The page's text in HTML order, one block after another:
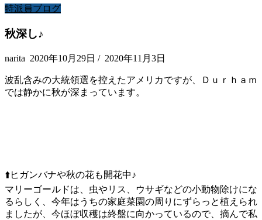
特派員ブログ
秋深し♪
narita 2020年10月29日 / 2020年11月3日
波乱含みの大統領選を控えたアメリカですが、Ｄｕｒｈａｍ
では静かに秋が深まっています。
⬆️ヒガンバナや秋の花も開花中♪
マリーゴールドは、虫やリス、ウサギなどの小動物除けにな
るらしく、今年はうちの家庭菜園の周りにずらっと植えられ
ましたが、今ほぼ収穫は終盤に向かっているので、摘んで私